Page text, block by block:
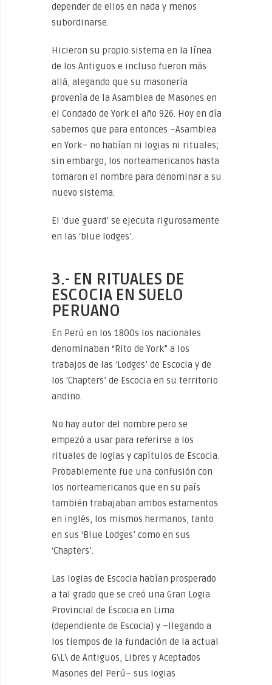
depender de ellos en nada y menos
subordinarse.
Hicieron su propio sistema en la línea
de los Antiguos e incluso fueron más
allá, alegando que su masonería
provenía de la Asamblea de Masones en
el Condado de York el año 926. Hoy en día
sabemos que para entonces –Asamblea
en York– no habían ni logias ni rituales;
sin embargo, los norteamericanos hasta
tomaron el nombre para denominar a su
nuevo sistema.
El ‘due guard’ se ejecuta rigurosamente
en las ‘blue lodges’.
3.- EN RITUALES DE
ESCOCIA EN SUELO
PERUANO
En Perú en los 1800s los nacionales
denominaban “Rito de York” a los
trabajos de las ‘Lodges’ de Escocia y de
los ‘Chapters’ de Escocia en su territorio
andino.
No hay autor del nombre pero se
empezó a usar para referirse a los
rituales de logias y capítulos de Escocia.
Probablemente fue una confusión con
los norteamericanos que en su país
también trabajaban ambos estamentos
en inglés, los mismos hermanos, tanto
en sus ‘Blue Lodges’ como en sus
‘Chapters’.
Las logias de Escocia habían prosperado
a tal grado que se creó una Gran Logia
Provincial de Escocia en Lima
(dependiente de Escocia) y –llegando a
los tiempos de la fundación de la actual
G\L\ de Antiguos, Libres y Aceptados
Masones del Perú– sus logias